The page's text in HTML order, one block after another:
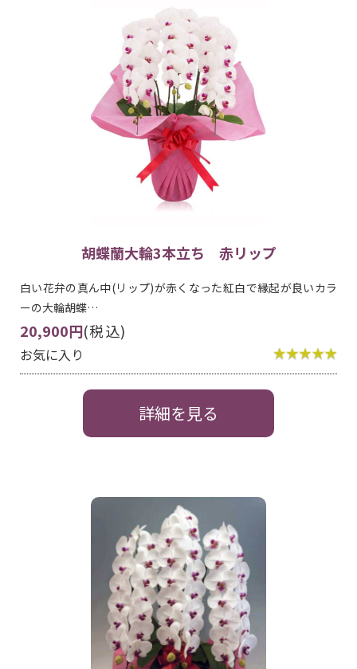
胡蝶蘭大輪3本立ち 赤リップ
白い花弁の真ん中(リップ)が赤くなった紅白で縁起が良いカラ
ーの大輪胡蝶…
20,900円(税込)
お気に入り
詳細を見る